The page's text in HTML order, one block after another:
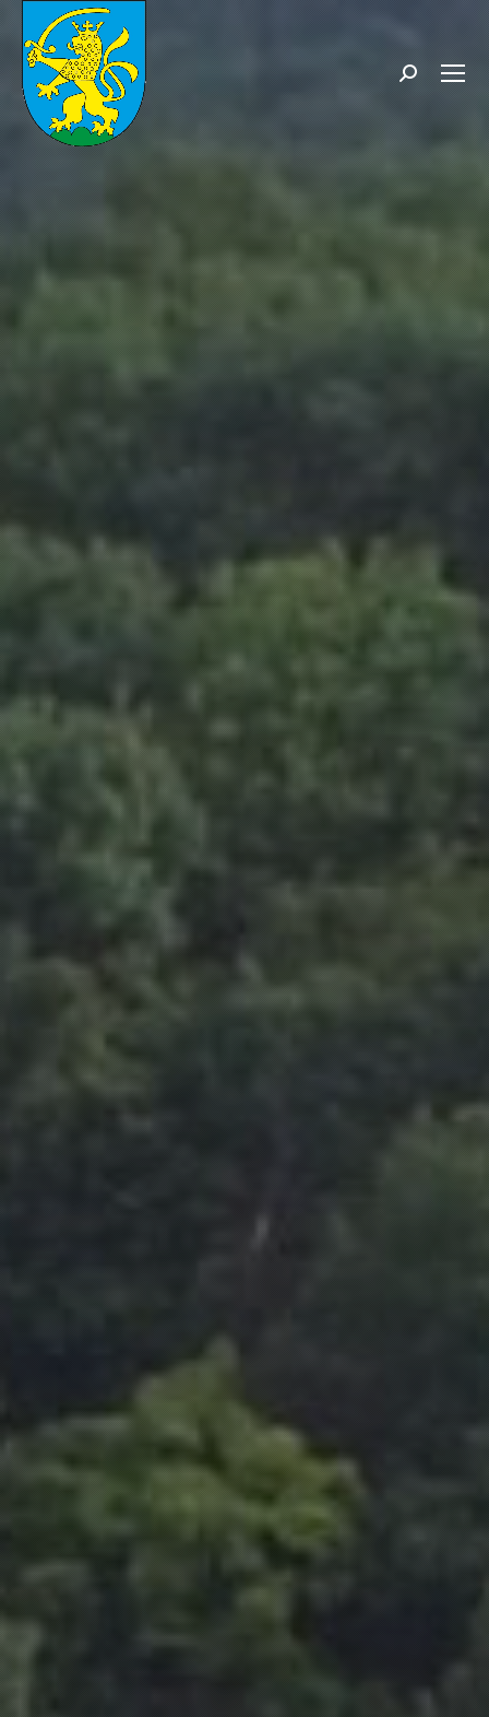
Search: